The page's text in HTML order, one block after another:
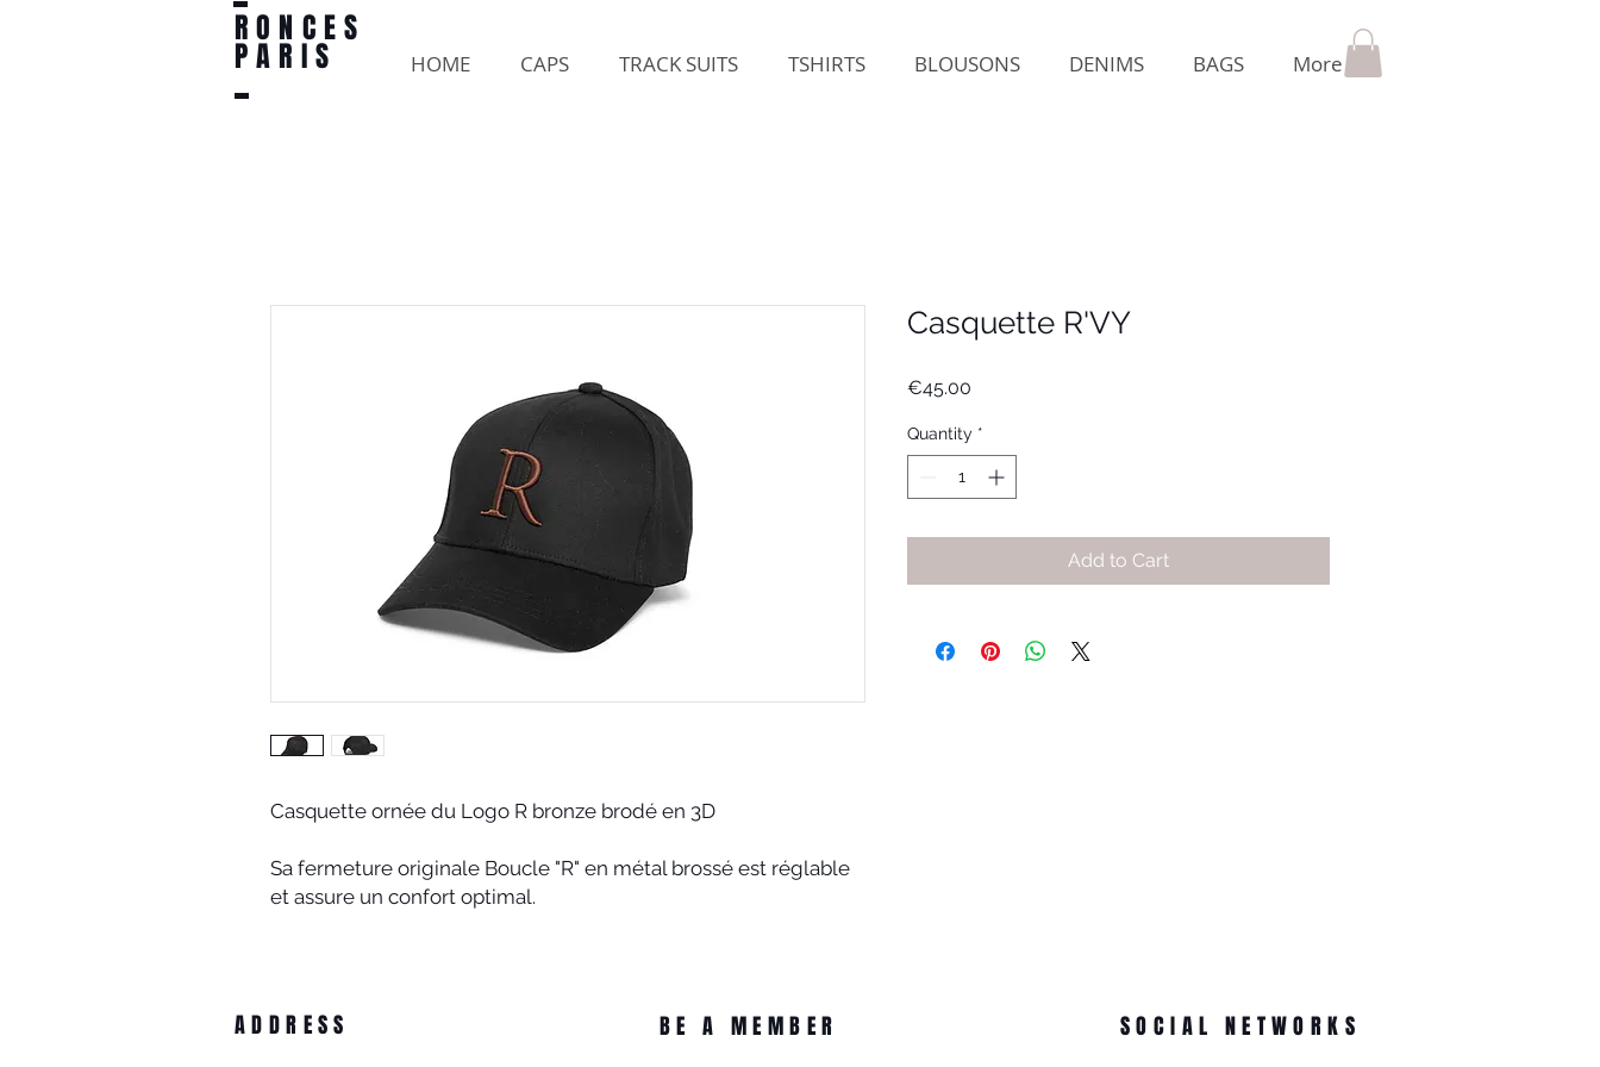
RONCES
PARIS HOME CAPS TRACK SUITS TSHIRTS BLOUSONS DENIMS BAGS More
Casquette ornée du Logo R bronze brodé en 3D
Sa fermeture originale Boucle "R" en métal brossé est réglable
et assure un confort optimal.
Casquette R'VY
€45.00
Quantity *
Add to Cart
ADDRESS BE A MEMBER SOCIAL NETWORKS